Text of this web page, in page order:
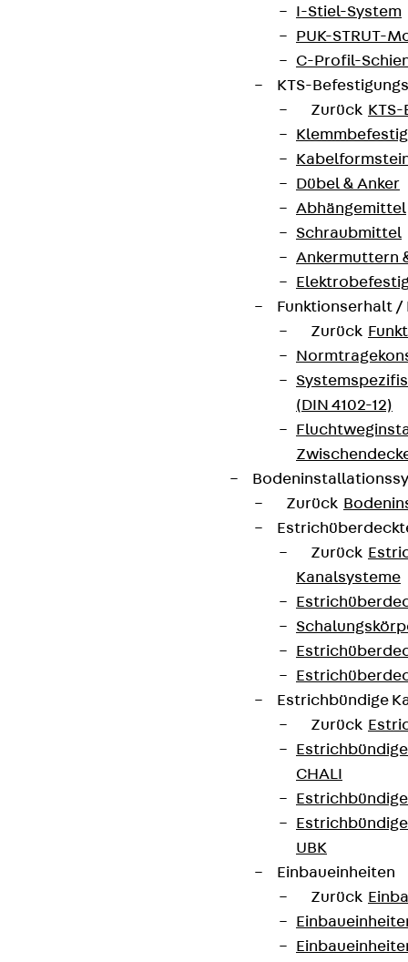
I-Stiel-System
PUK-STRUT-
C-Profil-
KTS-
Zurück
Dübel & Anker
Abhängemittel
Schraubmittel
Ankermuttern
Funktionserhalt
Zurück
(DIN 4102-12)
Zurück
Zurück
Kanalsysteme
Estrichbündige
Zurück
CHALI
UBK
Einbaueinheiten
Zurück